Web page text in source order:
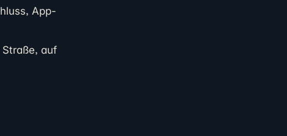
App-
Straße, auf